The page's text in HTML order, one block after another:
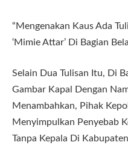
“Mengenakan Kaus Ada
‘Mimie Attar’ Di Bagian
Selain Dua Tulisan Itu, Di
Gambar Kapal Dengan
Menambahkan, Pihak
Menyimpulkan Penyebab
Tanpa Kepala Di